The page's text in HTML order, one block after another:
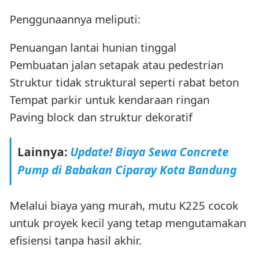
Penggunaannya meliputi:
Penuangan lantai hunian tinggal
Pembuatan jalan setapak atau pedestrian
Struktur tidak struktural seperti rabat beton
Tempat parkir untuk kendaraan ringan
Paving block dan struktur dekoratif
Lainnya: Update! Biaya Sewa Concrete
Pump di Babakan Ciparay Kota Bandung
Melalui biaya yang murah, mutu K225 cocok
untuk proyek kecil yang tetap mengutamakan
efisiensi tanpa hasil akhir.